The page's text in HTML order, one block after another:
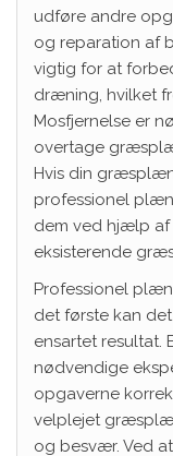
udføre andre
og reparation af
vigtig for at
dræning, hvilket
Mosfjernelse er
overtage
Hvis din
professionel
dem ved hjælp af
eksisterende
Professionel
det første kan
ensartet resultat.
nødvendige
opgaverne
velplejet
og besvær. Ved